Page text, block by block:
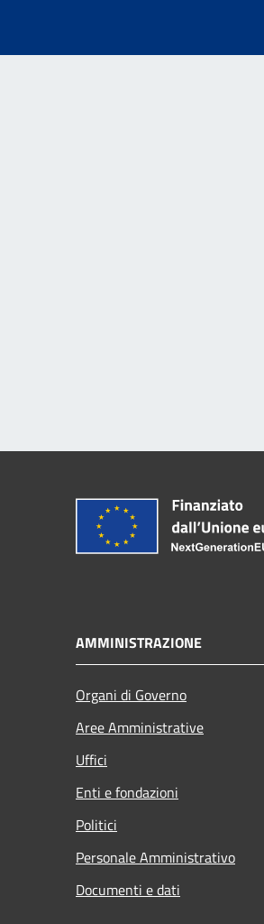
AMMINISTRAZIONE
Organi di Governo
Aree Amministrative
Uffici
Enti e fondazioni
Politici
Personale Amministrativo
Documenti e dati